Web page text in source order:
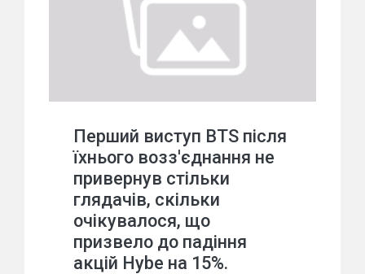
Перший виступ BTS після
їхнього возз'єднання не
привернув стільки
глядачів, скільки
очікувалося, що
призвело до падіння
акцій Hybe на 15%.